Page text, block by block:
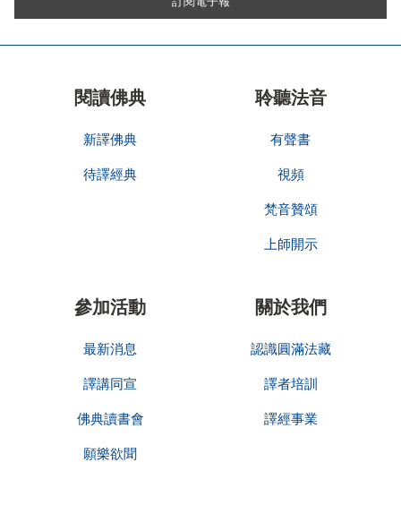
閱讀佛典
新譯佛典
待譯經典
聆聽法音
有聲書
視頻
梵音贊頌
上師開示
參加活動
最新消息
譯講同宣
佛典讀書會
願樂欲聞
關於我們
認識圓滿法藏
譯者培訓
譯經事業